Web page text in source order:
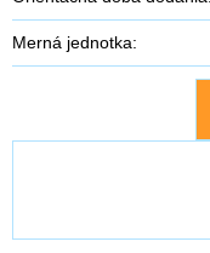
Merná jednotka: